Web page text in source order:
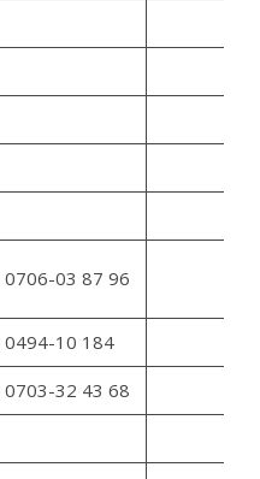
0706-03 87 96
0494-10 184
0703-32 43 68